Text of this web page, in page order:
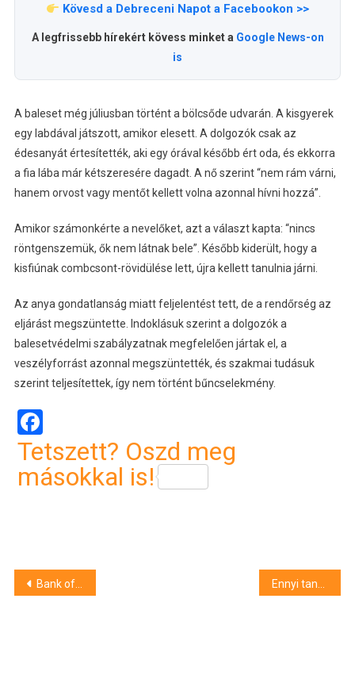
Kövesd a Debreceni Napot a Facebookon >>
A legfrissebb hírekért kövess minket a Google News-on
is
A baleset még júliusban történt a bölcsőde udvarán. A kisgyerek
egy labdával játszott, amikor elesett. A dolgozók csak az
édesanyát értesítették, aki egy órával később ért oda, és ekkorra
a fia lába már kétszeresére dagadt. A nő szerint “nem rám várni,
hanem orvost vagy mentőt kellett volna azonnal hívni hozzá”.
Amikor számonkérte a nevelőket, azt a választ kapta: “nincs
röntgenszemük, ők nem látnak bele”. Később kiderült, hogy a
kisfiúnak combcsont-rövidülése lett, újra kellett tanulnia járni.
Az anya gondatlanság miatt feljelentést tett, de a rendőrség az
eljárást megszüntette. Indoklásuk szerint a dolgozók a
balesetvédelmi szabályzatnak megfelelően jártak el, a
veszélyforrást azonnal megszüntették, és szakmai tudásuk
szerint teljesítettek, így nem történt bűncselekmény.
Facebook
Tetszett? Oszd meg
másokkal is!
Bejegyzés
Bank of England-kormányzó: a belátható jövőben negatív hatása lesz a Brexitnek a brit gazdaság növekedésére